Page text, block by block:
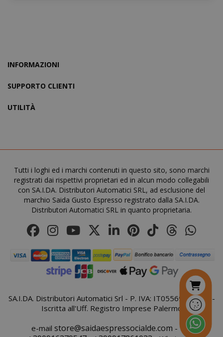
INFORMAZIONI
SUPPORTO CLIENTI
UTILITÀ
Tutti i loghi ed i marchi contenuti in questo sito, sono marchi
registrati dai rispettivi proprietari ed in alcun modo collegabili
con SA.I.DA. Distributori Automatici SRL, ad esclusione del
marchio Saida Gusto Espresso registrato dalla SA.I.DA.
Distributori Automatici SRL in quanto proprietaria.
SA.I.DA. Distributori Automatici Srl - P. IVA: IT05569410821 -
Iscritta all'Uff. Registro Imprese Palermo
e-mail store@saidaespressocialde.com - Tel:
invalidation
mage-messages Adobe Inc.